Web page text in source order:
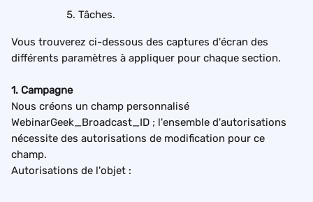
Tâches.
Vous trouverez ci-dessous des captures d'écran des
différents paramètres à appliquer pour chaque section.
1. Campagne
Nous créons un champ personnalisé
WebinarGeek_Broadcast_ID ; l'ensemble d'autorisations
nécessite des autorisations de modification pour ce
champ.
Autorisations de l'objet :